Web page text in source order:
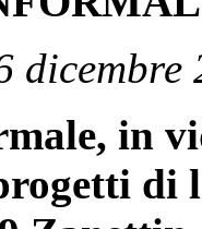
dicembre
in
di